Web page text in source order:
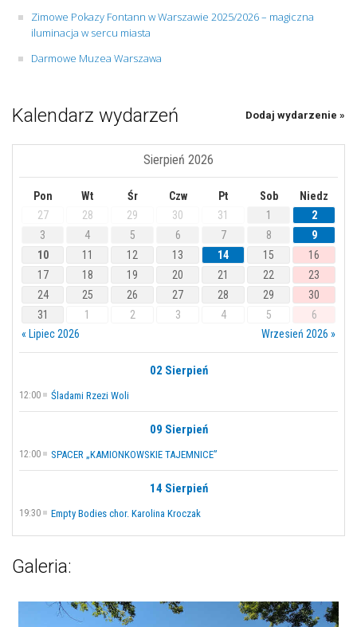
Zimowe Pokazy Fontann w Warszawie 2025/2026 – magiczna
iluminacja w sercu miasta
Darmowe Muzea Warszawa
Kalendarz wydarzeń Dodaj wydarzenie »
Sierpień 2026
Pon Wt Śr Czw Pt Sob
Niedz
27
28 29 30 31 1
2
3
4 5 6 7 8
9
10
11 12 13 14 15
16
17
18 19 20 21 22
23
24
25 26 27 28 29
30
31
1 2 3 4 5
6
« Lipiec 2026
Wrzesień 2026 »
02 Sierpień
12:00 Śladami Rzezi Woli
09 Sierpień
12:00 SPACER „KAMIONKOWSKIE TAJEMNICE”
14 Sierpień
19:30 Empty Bodies chor. Karolina Kroczak
Galeria: